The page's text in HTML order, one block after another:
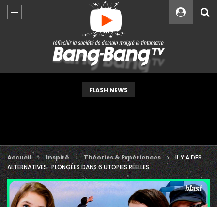
FLASH NEWS
Accueil Inspiré Théories & Expériences
IL Y A DES
ALTERNATIVES : PLONGÉES DANS 6 UTOPIES RÉELLES
Custom Amount
VEUILLEZ PATIENTER...